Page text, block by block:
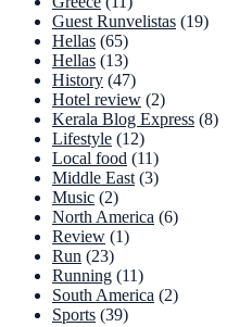
Guest Runvelistas (19)
Hellas (65)
Hellas (13)
History (47)
Hotel review (2)
Kerala Blog Express (8)
Lifestyle (12)
Local food (11)
Middle East (3)
Music (2)
North America (6)
Review (1)
Run (23)
Running (11)
South America (2)
Sports (39)